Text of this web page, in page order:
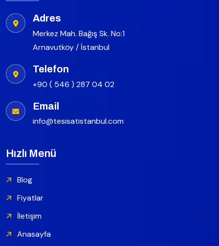
Adres
Merkez Mah. Bağış Sk. No:1
Arnavutköy / İstanbul
Telefon
+90 ( 546 ) 287 04 02
Email
info@tesisatistanbul.com
Hızlı Menü
Blog
Fiyatlar
İletişim
Anasayfa